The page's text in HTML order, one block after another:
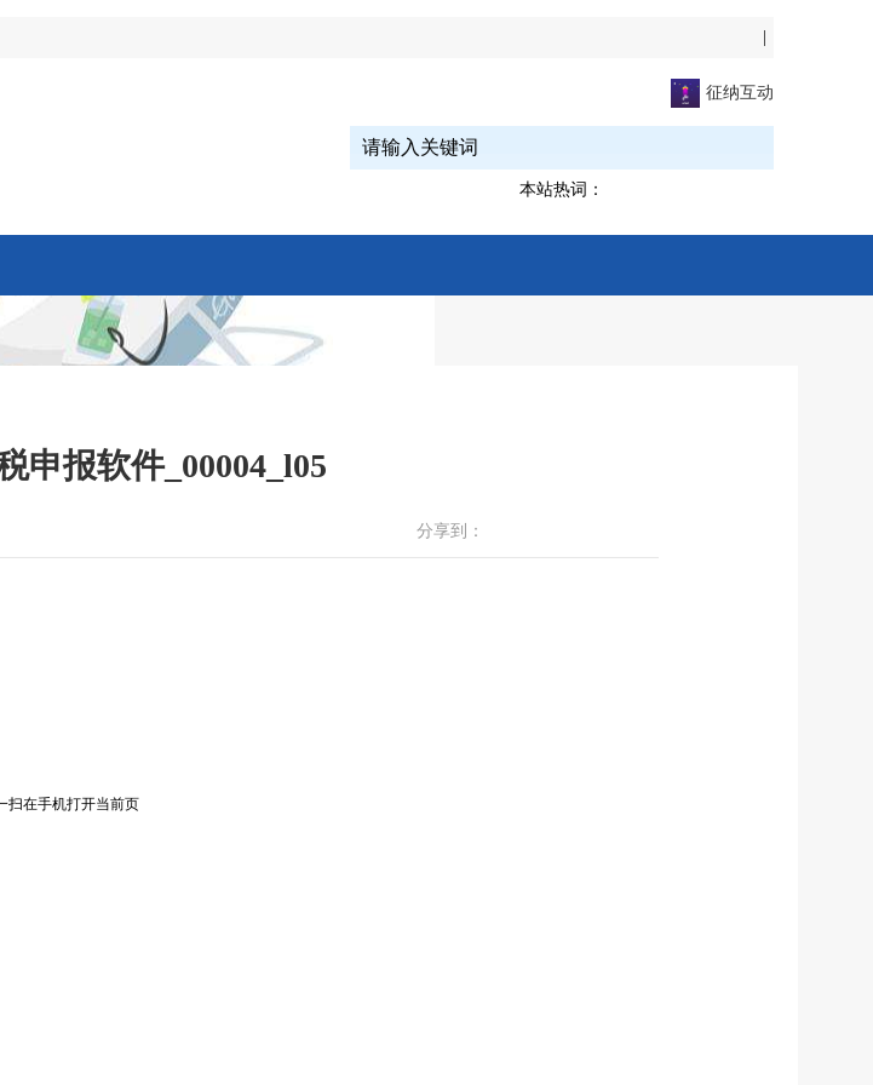
征纳互动
本站热词：
申报软件_00004_l05
分享到：
扫在手机打开当前页